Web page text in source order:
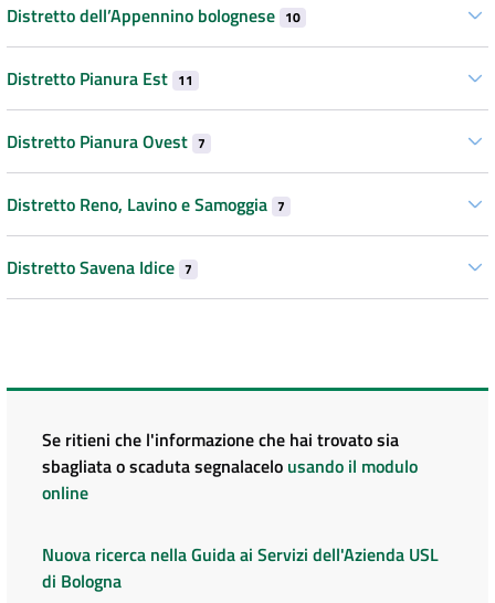
Distretto dell’Appennino bolognese 10
Distretto Pianura Est 11
Distretto Pianura Ovest 7
Distretto Reno, Lavino e Samoggia 7
Distretto Savena Idice 7
Se ritieni che l'informazione che hai trovato sia
sbagliata o scaduta segnalacelo usando il modulo
online
Nuova ricerca nella Guida ai Servizi dell'Azienda USL
di Bologna